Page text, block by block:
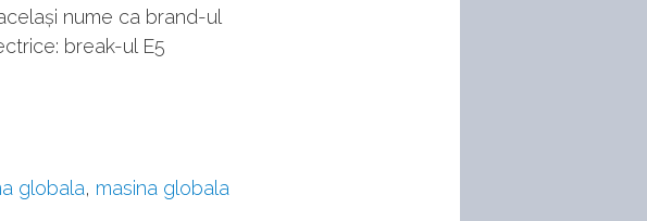
nume ca brand-ul
break-ul E5
globala, masina globala